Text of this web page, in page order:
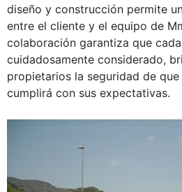
diseño y construcción permite
entre el cliente y el equipo de
colaboración garantiza que
cuidadosamente considerado,
propietarios la seguridad de
cumplirá con sus expectativas.